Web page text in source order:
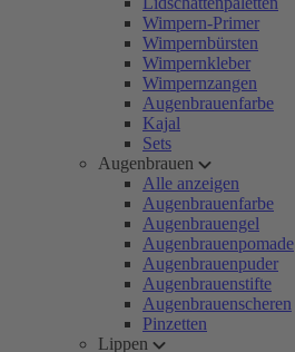
Wimpern-Primer
Wimpernbürsten
Wimpernkleber
Wimpernzangen
Augenbrauenfarbe
Kajal
Sets
Augenbrauen
Alle anzeigen
Augenbrauenfarbe
Augenbrauengel
Augenbrauenpomade
Augenbrauenpuder
Augenbrauenstifte
Augenbrauenscheren
Pinzetten
Lippen